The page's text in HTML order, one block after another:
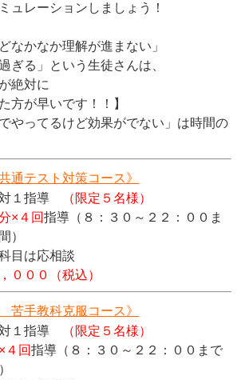
ュレーションしましょう！
なかなか理解が進まない」
ぎる」という生徒さんは、
絶対に
方が早いです！！】
やってるけど効果がでない」は時間の
通テスト対策コース》
対１指導
（限定５名様）
×４回指導（８：３０～２２：００ま
）
目は応相談
０００（税込）
苦手教科克服コース》
対１指導
（限定５名様）
４回指導（８：３０～２２：００まで